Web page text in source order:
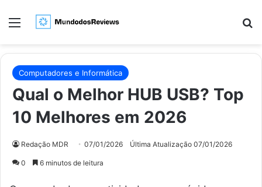
Menu
Computadores e Informática
Qual o Melhor HUB USB? Top
10 Melhores em 2026
Redação MDR 07/01/2026 Última Atualização 07/01/2026
0 6 minutos de leitura